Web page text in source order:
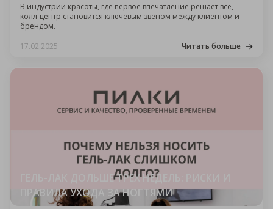
В индустрии красоты, где первое впечатление решает всё,
колл-центр становится ключевым звеном между клиентом и
брендом.
17.02.2025
Читать больше
ГЕЛЬ-ЛАК ДОЛЬШЕ ТРЕХ НЕДЕЛЬ: РИСКИ И
ПРАВИЛА УХОДА ЗА НОГТЯМИ